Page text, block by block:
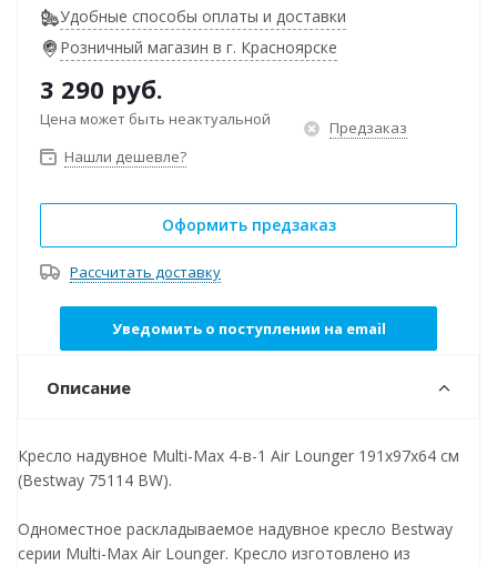
Удобные способы оплаты и доставки
Розничный магазин в г. Красноярске
3 290 руб.
Цена может быть неактуальной
Предзаказ
Нашли дешевле?
Оформить предзаказ
Рассчитать доставку
Уведомить о поступлении на email
Описание
Кресло надувное Multi-Max 4-в-1 Air Lounger 191x97x64 см
(Bestway 75114 BW).
Одноместное раскладываемое надувное кресло Bestway
серии Multi-Max Air Lounger. Кресло изготовлено из